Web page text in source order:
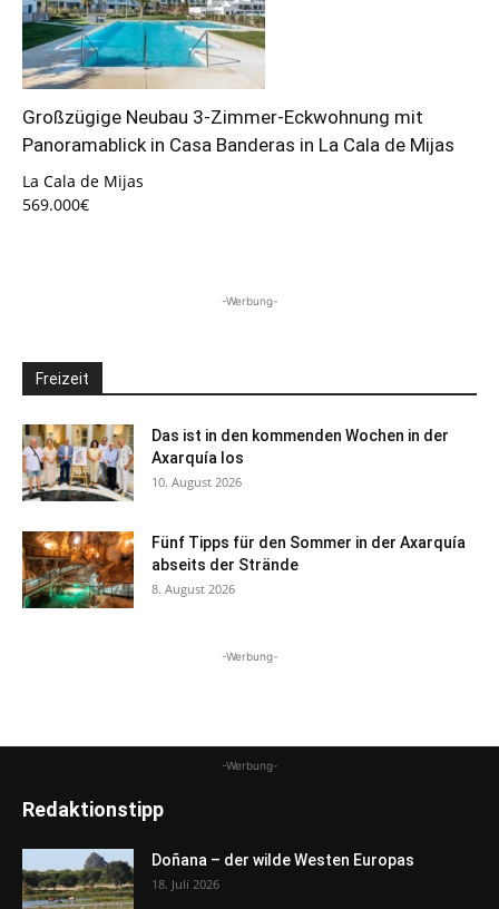
Großzügige Neubau 3-Zimmer-Eckwohnung mit
Panoramablick in Casa Banderas in La Cala de Mijas
La Cala de Mijas
569.000€
-Werbung-
Freizeit
Das ist in den kommenden Wochen in der
Axarquía los
10. August 2026
Fünf Tipps für den Sommer in der Axarquía
abseits der Strände
8. August 2026
-Werbung-
-Werbung-
Redaktionstipp
Doñana – der wilde Westen Europas
18. Juli 2026